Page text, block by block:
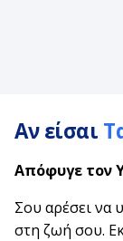
Αν είσαι
Απόφυγε τον
Σου αρέσει να
στη ζωή σου.